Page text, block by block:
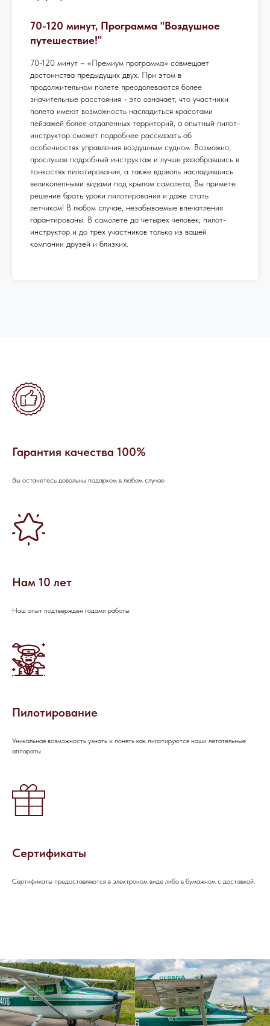
70-120 минут, Программа "Воздушное
путешествие!"
70-120 минут – «Премиум программа» совмещает
достоинства предыдущих двух. При этом в
продолжительном полете преодолеваются более
значительные расстояния - это означает, что участники
полета имеют возможность насладиться красотами
пейзажей более отдаленных территорий, а опытный пилот-
инструктор сможет подробнее рассказать об
особенностях управления воздушным судном. Возможно,
прослушав подробный инструктаж и лучше разобравшись в
тонкостях пилотирования, а также вдоволь насладившись
великолепными видами под крылом самолета, Вы примете
решение брать уроки пилотирования и даже стать
летчиком! В любом случае, незабываемые впечатления
гарантированы. В самолете до четырех человек, пилот-
инструктор и до трех участников только из вашей
компании друзей и близких.
Гарантия качества 100%
Вы останетесь довольны подарком в любом случае
Нам 10 лет
Наш опыт подтвержден годами работы
Пилотирование
Уникальная возможность узнать и понять как пилотируются наши летательные
аппараты
Сертификаты
Сертификаты предоставляются в электроном виде либо в бумажном с доставкой.
ОСТАЛИСЬ
Если вы хотите узнать подробнее о
проведении мероприятия, не
будем рады вам помочь!
НАПИШИТЕ НАМ В TELEGRAM